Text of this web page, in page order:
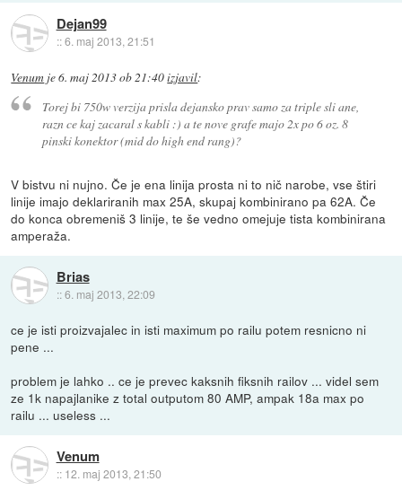
Dejan99
::6. maj 2013, 21:51
Venum je6. maj 2013 ob 21:40izjavil:
Torej bi 750w verzija prisla dejansko prav samo za triple sli ane,
razn ce kaj zacaral s kabli :) a te nove grafe majo 2x po 6 oz. 8
pinski konektor (mid do high end rang)?
V bistvu ni nujno. Če je ena linija prosta ni to nič narobe, vse štiri
linije imajo deklariranih max 25A, skupaj kombinirano pa 62A. Če
do konca obremeniš 3 linije, te še vedno omejuje tista kombinirana
amperaža.
Brias
::6. maj 2013, 22:09
ce je isti proizvajalec in isti maximum po railu potem resnicno ni
pene ...
problem je lahko .. ce je prevec kaksnih fiksnih railov ... videl sem
ze 1k napajlanike z total outputom 80 AMP, ampak 18a max po
railu ... useless ...
Venum
:: 12. maj 2013, 21:50